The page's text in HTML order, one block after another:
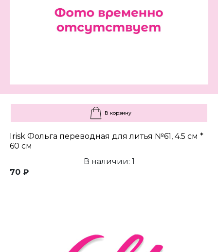
В корзину
Irisk Фольга переводная для литья №61, 4.5 см *
60 см
В наличии: 1
70 ₽